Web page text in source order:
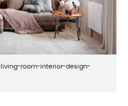
room-interior-design-